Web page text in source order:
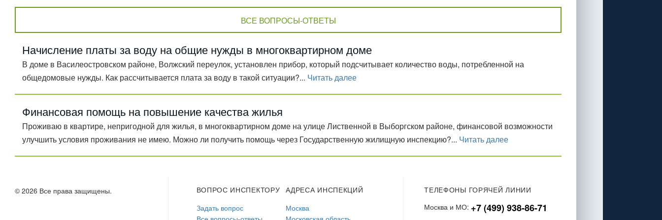
ВСЕ ВОПРОСЫ-ОТВЕТЫ
Начисление платы за воду на общие нужды в многоквартирном доме
В доме в Василеостровском районе, Волжский переулок, установлен прибор, который подсчитывает количество воды, потребленной на
общедомовые нужды. Как рассчитывается плата за воду в такой ситуации?... Читать далее
Финансовая помощь на повышение качества жилья
Проживаю в квартире, непригодной для жилья, в многоквартирном доме на улице Лиственной в Выборгском районе, финансовой возможности
улучшить условия проживания не имею. Можно ли получить помощь через Государственную жилищную инспекцию?... Читать далее
© 2026 Все права защищены.
ВОПРОС ИНСПЕКТОРУ
Задать вопрос
АДРЕСА ИНСПЕКЦИЙ
Москва
ТЕЛЕФОНЫ ГОРЯЧЕЙ ЛИНИИ
Москва и МО: +7 (499) 938-86-71